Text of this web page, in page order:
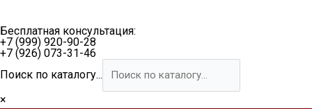
Бесплатная консультация:
+7 (999) 920-90-28
+7 (926) 073-31-46
Поиск по каталогу...
×